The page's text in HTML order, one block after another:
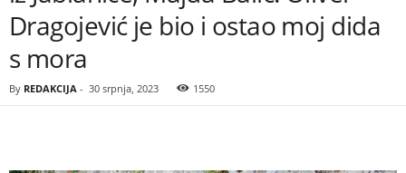
Dragojević je bio i ostao moj dida
s mora
By REDAKCIJA - 30 srpnja, 2023 1550